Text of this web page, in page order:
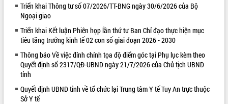
VIDEO
Triển khai Thông tư số 07/2026/TT-BNG ngày 30/6/2026 của Bộ
Ngoại giao
Triển khai Kết luận Phiên họp lần thứ tư Ban Chỉ đạo thực hiện mục
tiêu tăng trưởng kinh tế 02 con số giai đoạn 2026 - 2030
Thông báo Về việc đính chính tọa độ điểm góc tại Phụ lục kèm theo
Quyết định số 2317/QĐ-UBND ngày 21/7/2026 của Chủ tịch UBND
tỉnh
Quyết định UBND tỉnh về tổ chức lại Trung tâm Y tế Tuy An trực thuộc
Sở Y tế